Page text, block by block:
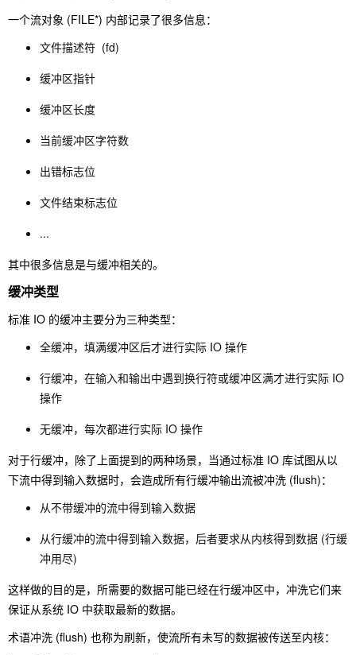
一个流对象 (FILE*) 内部记录了很多信息：
文件描述符 (fd)
缓冲区指针
缓冲区长度
当前缓冲区字符数
出错标志位
文件结束标志位
...
其中很多信息是与缓冲相关的。
缓冲类型
标准 IO 的缓冲主要分为三种类型：
全缓冲，填满缓冲区后才进行实际 IO 操作
行缓冲，在输入和输出中遇到换行符或缓冲区满才进行实际 IO
操作
无缓冲，每次都进行实际 IO 操作
对于行缓冲，除了上面提到的两种场景，当通过标准 IO 库试图从以
下流中得到输入数据时，会造成所有行缓冲输出流被冲洗 (flush)：
从不带缓冲的流中得到输入数据
从行缓冲的流中得到输入数据，后者要求从内核得到数据 (行缓
冲用尽)
这样做的目的是，所需要的数据可能已经在行缓冲区中，冲洗它们来
保证从系统 IO 中获取最新的数据。
术语冲洗 (flush) 也称为刷新，使流所有未写的数据被传送至内核：